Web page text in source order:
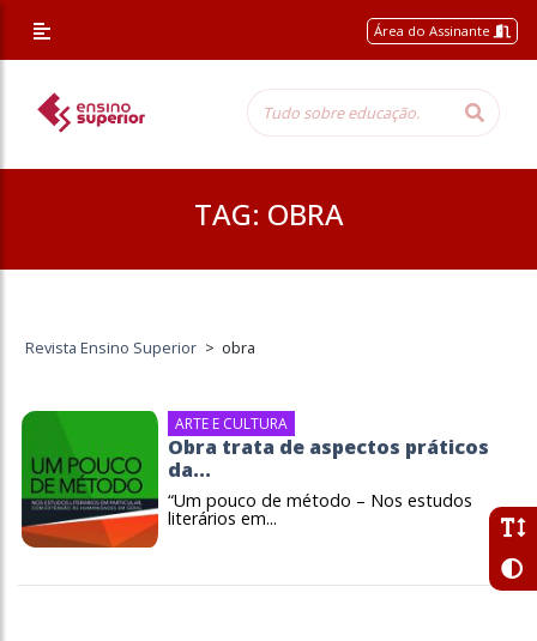
Área do Assinante
TAG: OBRA
Revista Ensino Superior > obra
ARTE E CULTURA
Obra trata de aspectos práticos
da...
“Um pouco de método – Nos estudos
literários em...